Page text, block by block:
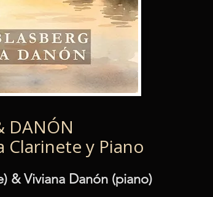
DANÓN
Clarinete y Piano
& Viviana Danón (piano)